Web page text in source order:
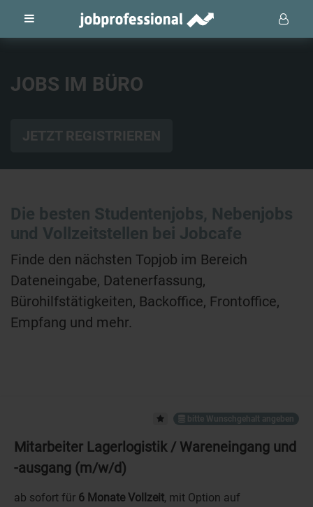
JOBS IM BÜRO
JETZT REGISTRIEREN
Die besten Studentenjobs, Nebenjobs
und Vollzeitstellen bei Jobcafe
Finde den nächsten Topjob im Bereich
Dateneingabe, Datenerfassung,
Bürohilfstätigkeiten, Backoffice, Frontoffice,
Empfang und mehr.
Mitarbeiter Lagerlogistik / Wareneingang und
-ausgang (m/w/d)
ab sofort für 6 Monate Vollzeit, mit Option auf
bitte Wunschgehalt angeben